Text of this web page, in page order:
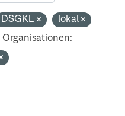
DSGKL
lokal
Organisationen: